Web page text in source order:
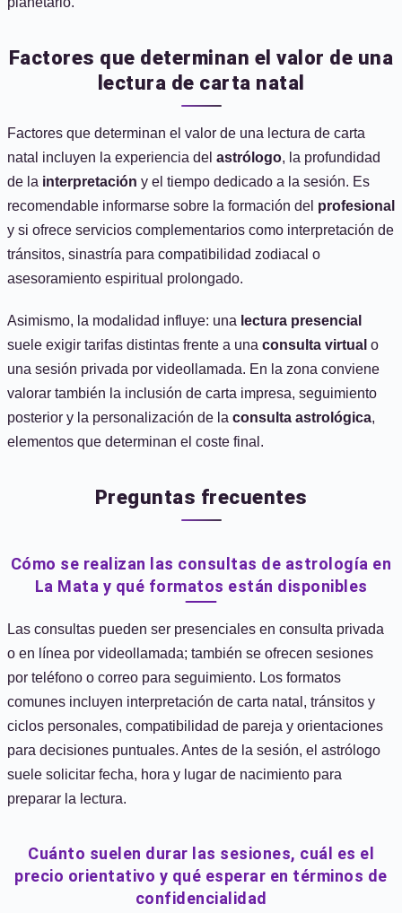
Factores que determinan el valor de una
lectura de carta natal
Factores que determinan el valor de una lectura de carta
natal incluyen la experiencia del astrólogo, la profundidad
de la interpretación y el tiempo dedicado a la sesión. Es
recomendable informarse sobre la formación del profesional
y si ofrece servicios complementarios como interpretación de
tránsitos, sinastría para compatibilidad zodiacal o
asesoramiento espiritual prolongado.
Asimismo, la modalidad influye: una lectura presencial
suele exigir tarifas distintas frente a una consulta virtual o
una sesión privada por videollamada. En la zona conviene
valorar también la inclusión de carta impresa, seguimiento
posterior y la personalización de la consulta astrológica,
elementos que determinan el coste final.
Preguntas frecuentes
Cómo se realizan las consultas de astrología en
La Mata y qué formatos están disponibles
Las consultas pueden ser presenciales en consulta privada
o en línea por videollamada; también se ofrecen sesiones
por teléfono o correo para seguimiento. Los formatos
comunes incluyen interpretación de carta natal, tránsitos y
ciclos personales, compatibilidad de pareja y orientaciones
para decisiones puntuales. Antes de la sesión, el astrólogo
suele solicitar fecha, hora y lugar de nacimiento para
preparar la lectura.
Cuánto suelen durar las sesiones, cuál es el
precio orientativo y qué esperar en términos de
confidencialidad